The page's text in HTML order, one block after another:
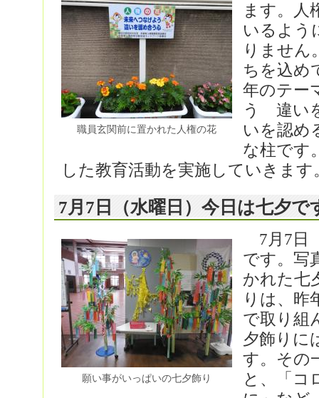
職員玄関前に置かれた人権の花
ます。人
いるよう
りません
ちを込め
年のテー
う 違い
いを認め
な柱です
した教育活動を実施していきます
7月7日（水曜日）今日は七夕で
願い事がいっぱいの七夕飾り
7月7日
です。写
かれた七
りは、昨
で取り組
夕飾りに
す。その
と、「コ